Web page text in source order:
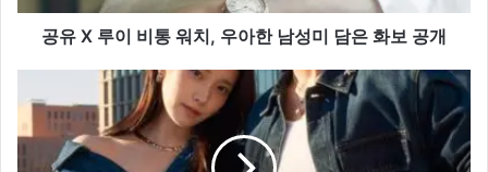
한
담
은 화
보 공
공유 X 루이 비통 워치, 우아한 남성미 담은 화보 공개
은
우
&